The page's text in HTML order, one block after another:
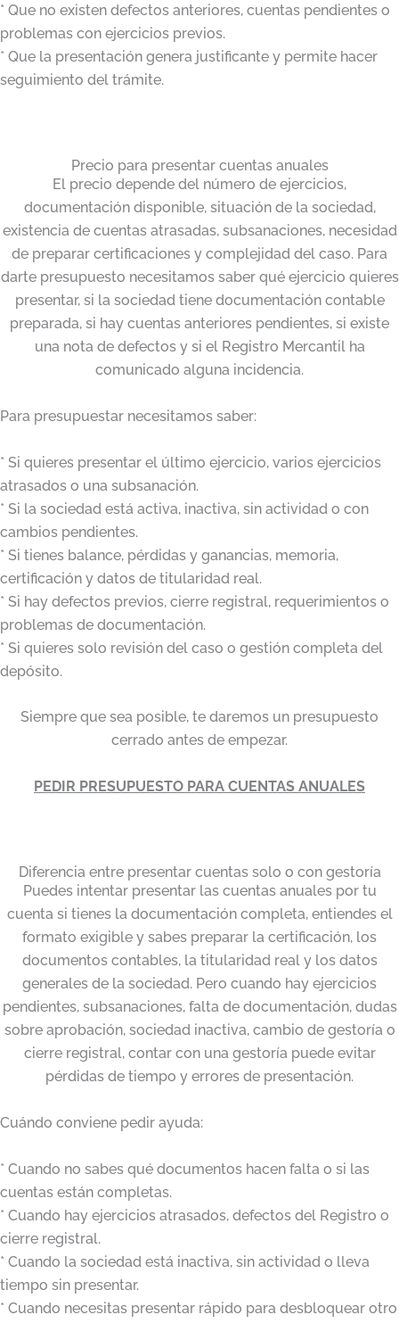
* Que no existen defectos anteriores, cuentas pendientes o
problemas con ejercicios previos.
* Que la presentación genera justificante y permite hacer
seguimiento del trámite.
Precio para presentar cuentas anuales
El precio depende del número de ejercicios,
documentación disponible, situación de la sociedad,
existencia de cuentas atrasadas, subsanaciones, necesidad
de preparar certificaciones y complejidad del caso. Para
darte presupuesto necesitamos saber qué ejercicio quieres
presentar, si la sociedad tiene documentación contable
preparada, si hay cuentas anteriores pendientes, si existe
una nota de defectos y si el Registro Mercantil ha
comunicado alguna incidencia.
Para presupuestar necesitamos saber:
* Si quieres presentar el último ejercicio, varios ejercicios
atrasados o una subsanación.
* Si la sociedad está activa, inactiva, sin actividad o con
cambios pendientes.
* Si tienes balance, pérdidas y ganancias, memoria,
certificación y datos de titularidad real.
* Si hay defectos previos, cierre registral, requerimientos o
problemas de documentación.
* Si quieres solo revisión del caso o gestión completa del
depósito.
Siempre que sea posible, te daremos un presupuesto
cerrado antes de empezar.
PEDIR PRESUPUESTO PARA CUENTAS ANUALES
Diferencia entre presentar cuentas solo o con gestoría
Puedes intentar presentar las cuentas anuales por tu
cuenta si tienes la documentación completa, entiendes el
formato exigible y sabes preparar la certificación, los
documentos contables, la titularidad real y los datos
generales de la sociedad. Pero cuando hay ejercicios
pendientes, subsanaciones, falta de documentación, dudas
sobre aprobación, sociedad inactiva, cambio de gestoría o
cierre registral, contar con una gestoría puede evitar
pérdidas de tiempo y errores de presentación.
Cuándo conviene pedir ayuda:
* Cuando no sabes qué documentos hacen falta o si las
cuentas están completas.
* Cuando hay ejercicios atrasados, defectos del Registro o
cierre registral.
* Cuando la sociedad está inactiva, sin actividad o lleva
tiempo sin presentar.
* Cuando necesitas presentar rápido para desbloquear otro